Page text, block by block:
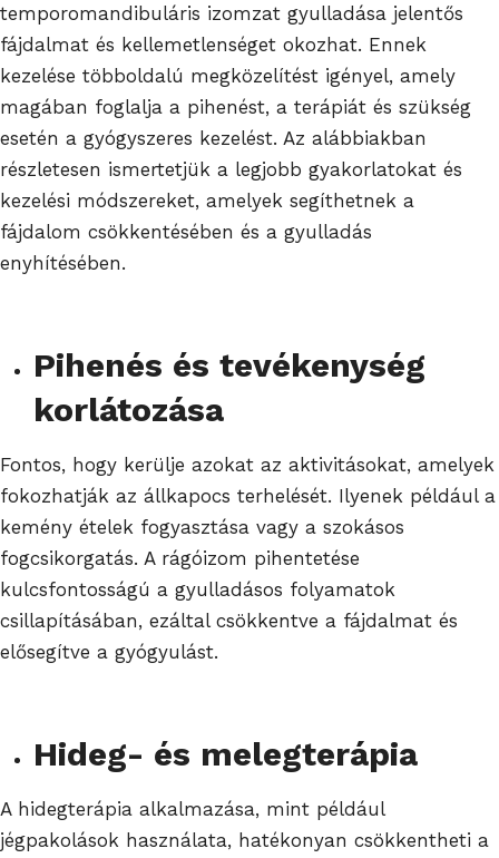
temporomandibuláris izomzat gyulladása jelentős
fájdalmat és kellemetlenséget okozhat. Ennek
kezelése többoldalú megközelítést igényel, amely
magában foglalja a pihenést, a terápiát és szükség
esetén a gyógyszeres kezelést. Az alábbiakban
részletesen ismertetjük a legjobb gyakorlatokat és
kezelési módszereket, amelyek segíthetnek a
fájdalom csökkentésében és a gyulladás
enyhítésében.
Pihenés és tevékenység
korlátozása
Fontos, hogy kerülje azokat az aktivitásokat, amelyek
fokozhatják az állkapocs terhelését. Ilyenek például a
kemény ételek fogyasztása vagy a szokásos
fogcsikorgatás. A rágóizom pihentetése
kulcsfontosságú a gyulladásos folyamatok
csillapításában, ezáltal csökkentve a fájdalmat és
elősegítve a gyógyulást.
Hideg- és melegterápia
A hidegterápia alkalmazása, mint például
jégpakolások használata, hatékonyan csökkentheti a